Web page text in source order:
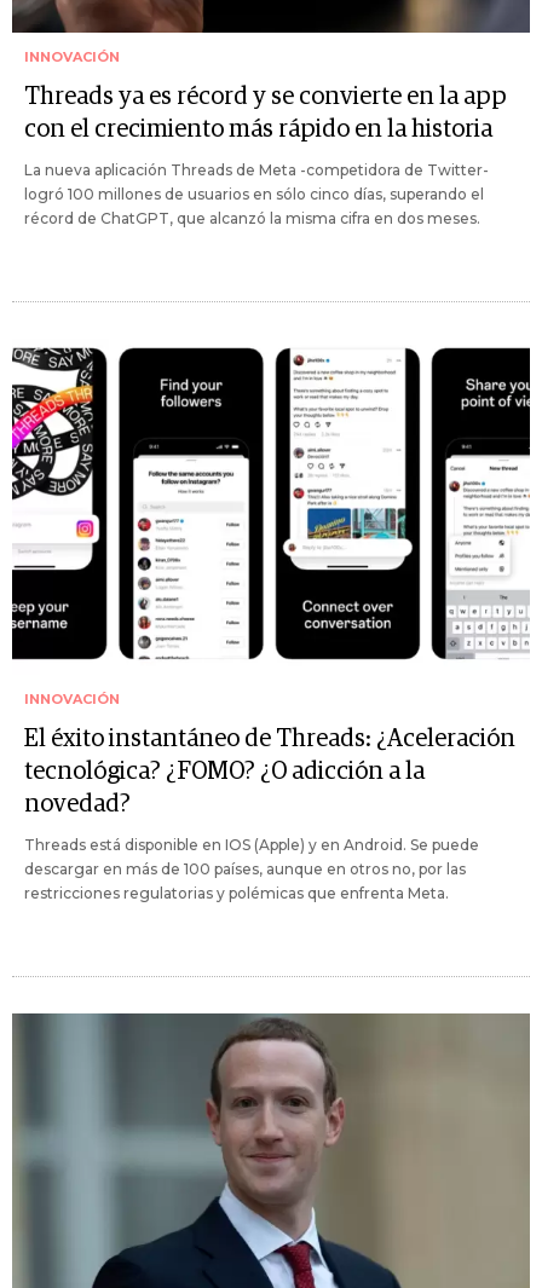
INNOVACIÓN
Threads ya es récord y se convierte en la app
con el crecimiento más rápido en la historia
La nueva aplicación Threads de Meta -competidora de Twitter-
logró 100 millones de usuarios en sólo cinco días, superando el
récord de ChatGPT, que alcanzó la misma cifra en dos meses.
INNOVACIÓN
El éxito instantáneo de Threads: ¿Aceleración
tecnológica? ¿FOMO? ¿O adicción a la
novedad?
Threads está disponible en IOS (Apple) y en Android. Se puede
descargar en más de 100 países, aunque en otros no, por las
restricciones regulatorias y polémicas que enfrenta Meta.